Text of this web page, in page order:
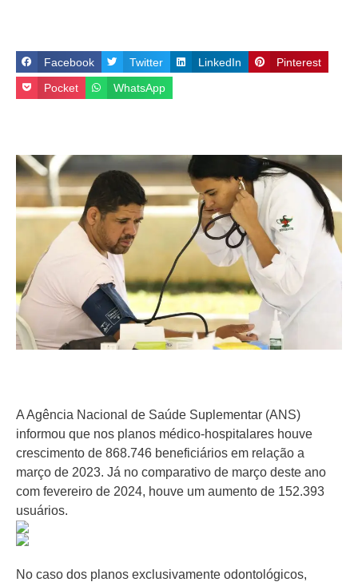
Facebook Twitter LinkedIn Pinterest
Pocket WhatsApp
A Agência Nacional de Saúde Suplementar (ANS)
informou que nos planos médico-hospitalares houve
crescimento de 868.746 beneficiários em relação a
março de 2023. Já no comparativo de março deste ano
com fevereiro de 2024, houve um aumento de 152.393
usuários.
No caso dos planos exclusivamente odontológicos,